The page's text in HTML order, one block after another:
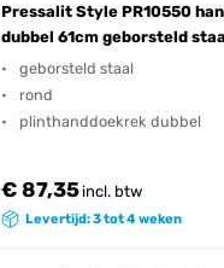
Pressalit Style PR10550
dubbel 61cm geborsteld
geborsteld staal
rond
plinthanddoekrek dubbel
€ 87,35incl. btw
Levertijd: 3 tot 4 weken